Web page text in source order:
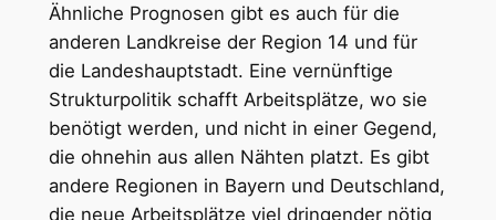
Ähnliche Prognosen gibt es auch für die
anderen Landkreise der Region 14 und für
die Landeshauptstadt. Eine vernünftige
Strukturpolitik schafft Arbeitsplätze, wo sie
benötigt werden, und nicht in einer Gegend,
die ohnehin aus allen Nähten platzt. Es gibt
andere Regionen in Bayern und Deutschland,
die neue Arbeitsplätze viel dringender nötig